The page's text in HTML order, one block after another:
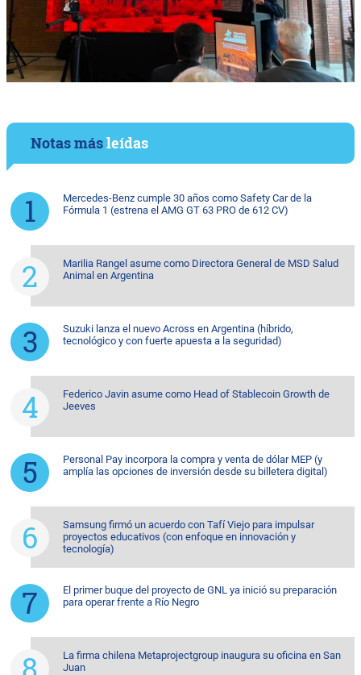
Notas másleídas
Mercedes-Benz cumple 30 años como Safety Car de la
Fórmula 1 (estrena el AMG GT 63 PRO de 612 CV)
Marilia Rangel asume como Directora General de MSD Salud
Animal en Argentina
Suzuki lanza el nuevo Across en Argentina (híbrido,
tecnológico y con fuerte apuesta a la seguridad)
Federico Javin asume como Head of Stablecoin Growth de
Jeeves
Personal Pay incorpora la compra y venta de dólar MEP (y
amplía las opciones de inversión desde su billetera digital)
Samsung firmó un acuerdo con Tafí Viejo para impulsar
proyectos educativos (con enfoque en innovación y
tecnología)
El primer buque del proyecto de GNL ya inició su preparación
para operar frente a Río Negro
La firma chilena Metaprojectgroup inaugura su oficina en San
Juan